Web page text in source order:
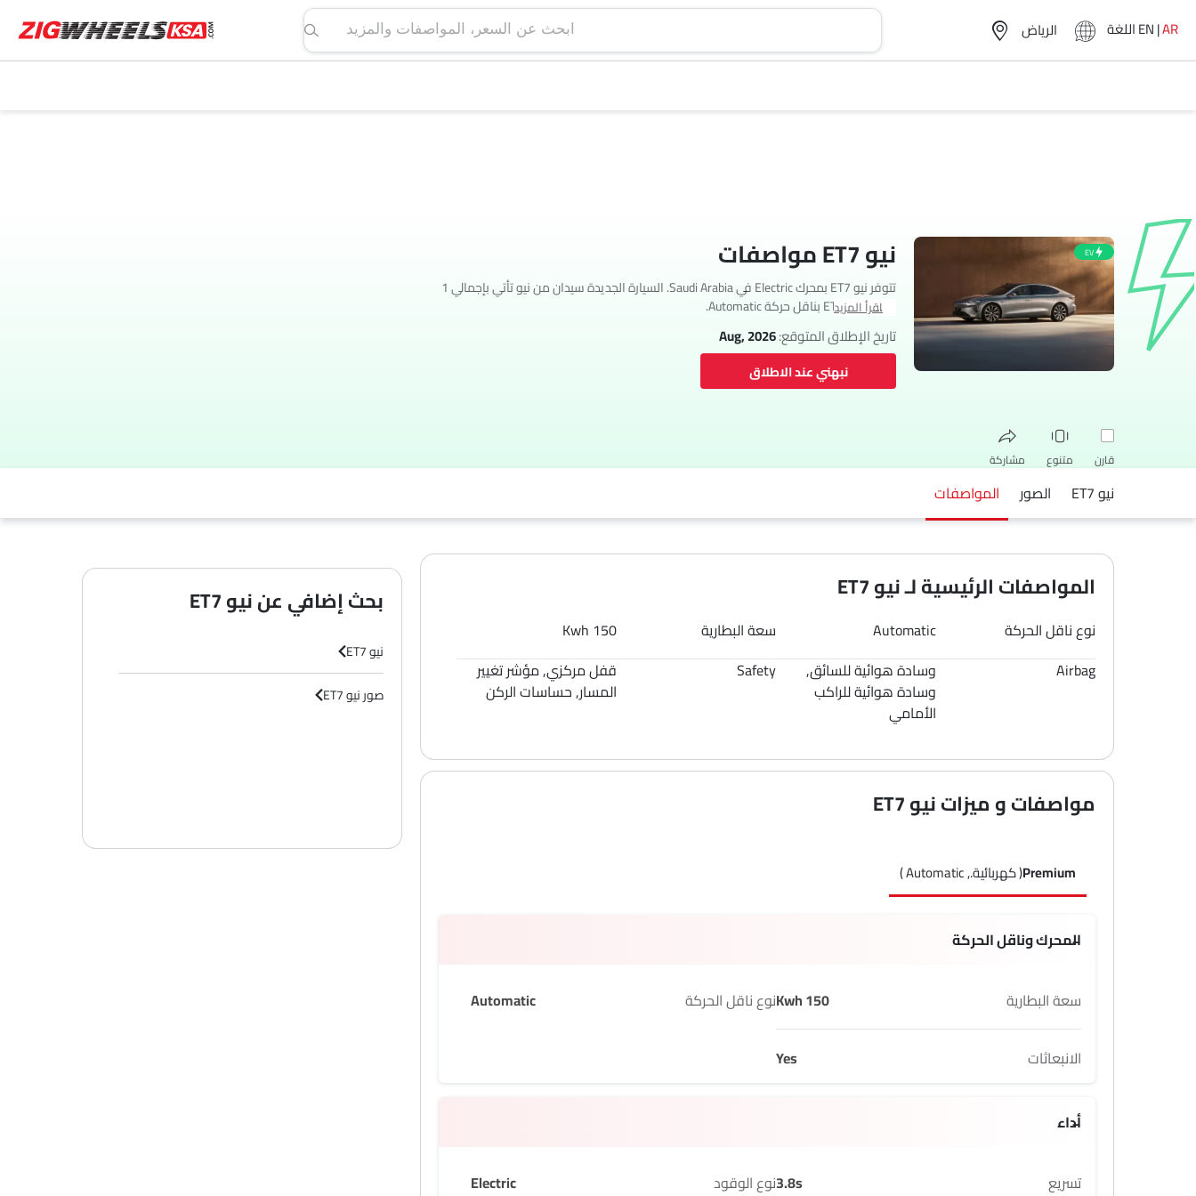
ابحث عن السعر، المواصفات والمزيد اللغةEN|AR
EV نيو ET7 مواصفات
تتوفر نيو ET7 بمحرك Electric في Saudi Arabia. السيارة الجديدة سيدان من نيو تأتي بإجمالي 1
فئة. تتوفر ET7 بناقل حركة Automatic.
اقرأ المزيد
تاريخ الإطلاق المتوقع:Aug, 2026
نبهني عند الاطلاق
قارن متنوع مشاركة
فيسبوك
نيو ET7 الصور المواصفات
المواصفات الرئيسية لـ نيو ET7
نوع ناقل الحركة Automatic سعة البطارية
150 Kwh
Airbag
وسادة هوائية للسائق,
وسادة هوائية للراكب
الأمامي
Safety
قفل مركزي, مؤشر تغيير
المسار, حساسات الركن
مواصفات و ميزات نيو ET7
Premium( كهربائية., Automatic )
المحرك وناقل الحركة
سعة البطارية 150 Kwh نوع ناقل الحركة Automatic
الانبعاثات Yes
أداء
تسريع 3.8sنوع الوقود Electric
بحث إضافي عن نيو ET7
نيو ET7
صور نيو ET7